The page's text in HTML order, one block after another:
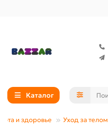
Каталог
и здоровье Уход за телом